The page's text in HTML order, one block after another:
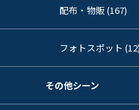
配布・物販 (167)
フォトスポット (12)
その他シーン